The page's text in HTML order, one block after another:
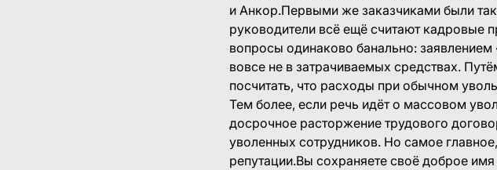
и Анкор.Первыми же заказчиками были
руководители всё ещё считают кадровые
вопросы одинаково банально:
вовсе не в затрачиваемых средствах.
посчитать, что расходы при обычном
Тем более, если речь идёт о массовом
досрочное расторжение трудового
уволенных сотрудников. Но самое
репутации.Вы сохраняете своё доброе